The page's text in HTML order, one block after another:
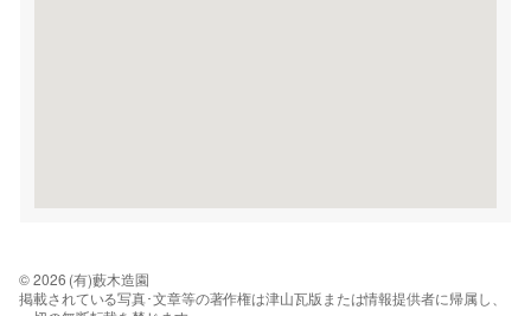
© 2026 (有)藪木造園
掲載されている写真･文章等の著作権は津山瓦版または情報提供者に帰属し、